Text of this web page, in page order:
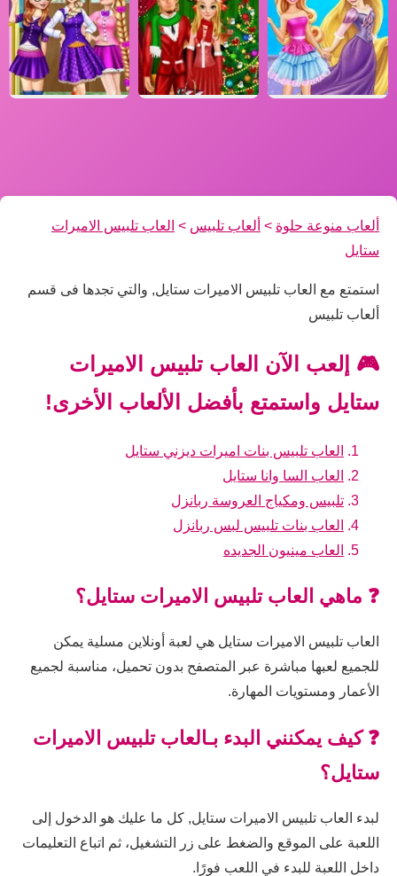
ألعاب منوعة حلوة > ألعاب تلبيس > العاب تلبيس الاميرات
ستايل
استمتع مع العاب تلبيس الاميرات ستايل, والتي تجدها فى قسم
ألعاب تلبيس
🎮 إلعب الآن العاب تلبيس الاميرات
ستايل واستمتع بأفضل الألعاب الأخرى!
العاب تلبيس بنات اميرات ديزني ستايل
العاب السا وانا ستايل
تلبيس ومكياج العروسة ربانزل
العاب بنات تلبيس لبس ربانزل
العاب مينيون الجديده
❓ ماهي العاب تلبيس الاميرات ستايل؟
العاب تلبيس الاميرات ستايل هي لعبة أونلاين مسلية يمكن
للجميع لعبها مباشرة عبر المتصفح بدون تحميل، مناسبة لجميع
الأعمار ومستويات المهارة.
❓ كيف يمكنني البدء بـالعاب تلبيس الاميرات
ستايل؟
لبدء العاب تلبيس الاميرات ستايل, كل ما عليك هو الدخول إلى
اللعبة على الموقع والضغط على زر التشغيل، ثم اتباع التعليمات
داخل اللعبة للبدء في اللعب فورًا.